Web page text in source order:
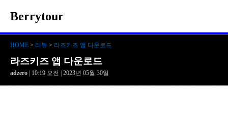
Berrytour
HOME > 리뷰 > 라즈키즈 앱 다운로드
라즈키즈 앱 다운로드
adzero | 10:19 오전 | 2023년 05월 30일